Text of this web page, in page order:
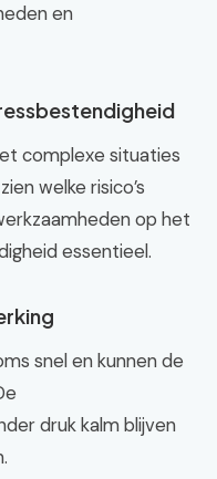
en
complexe situaties
welke risico’s
op het
essentieel.
snel en kunnen de
druk kalm blijven